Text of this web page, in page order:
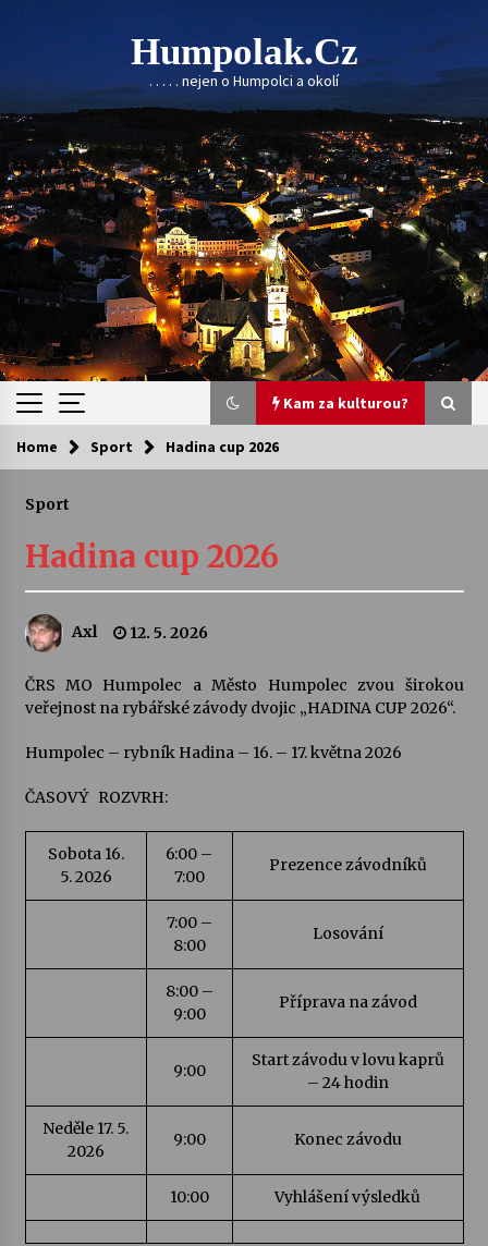
Skip
to
content
Humpolak.cz
. . . . . nejen o Humpolci a okolí
Kam za kulturou?
Kam za kulturou?
Sukuba Ensemble
4. 8. 2026
Vernisáž výstavy Josefíny Duškové: Stávám se
kapkou
30. 7. 2026
28. 7. 2026
Letní koncerty ve Stromovce: Kolchoz a
Jenakaši
28. 7. 2026
Votavžatský ploty
22. 7. 2026
Vysočinka
Home Sport Hadina cup 2026
Sport
Hadina cup 2026
Axl 12. 5. 2026
ČRS MO Humpolec a Město Humpolec zvou širokou
veřejnost na rybářské závody dvojic „HADINA CUP 2026“.
Humpolec – rybník Hadina – 16. – 17. května 2026
ČASOVÝ ROZVRH:
Sobota 16.
5. 2026
6:00 –
7:00
Prezence závodníků
7:00 –
8:00
Losování
8:00 –
9:00
Příprava na závod
9:00
Start závodu v lovu kaprů
– 24 hodin
Neděle 17. 5.
2026
9:00 Konec závodu
10:00 Vyhlášení výsledků